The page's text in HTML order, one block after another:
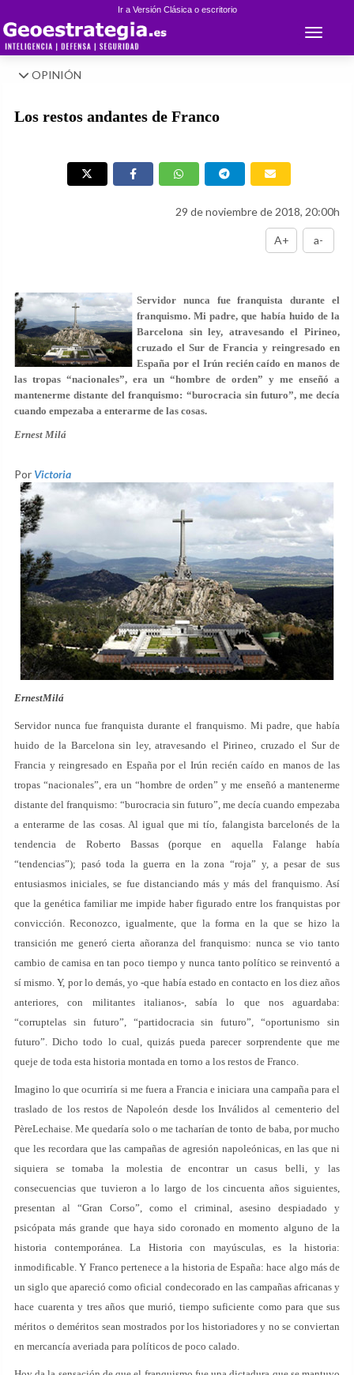
Ir a Versión Clásica o escritorio
Toggle
OPINIÓN
Los restos andantes de Franco
29 de noviembre de 2018, 20:00h
A+ a-
Servidor nunca fue franquista durante el
franquismo. Mi padre, que había huido de la
Barcelona sin ley, atravesando el Pirineo,
cruzado el Sur de Francia y reingresado en
España por el Irún recién caído en manos de
las tropas “nacionales”, era un “hombre de orden” y me enseñó a
mantenerme distante del franquismo: “burocracia sin futuro”, me decía
cuando empezaba a enterarme de las cosas.
Ernest Milá
Por Victoria
ErnestMilá
Servidor nunca fue franquista durante el franquismo. Mi padre, que había
huido de la Barcelona sin ley, atravesando el Pirineo, cruzado el Sur de
Francia y reingresado en España por el Irún recién caído en manos de las
tropas “nacionales”, era un “hombre de orden” y me enseñó a mantenerme
distante del franquismo: “burocracia sin futuro”, me decía cuando empezaba
a enterarme de las cosas. Al igual que mi tío, falangista barcelonés de la
tendencia de Roberto Bassas (porque en aquella Falange había
“tendencias”); pasó toda la guerra en la zona “roja” y, a pesar de sus
entusiasmos iniciales, se fue distanciando más y más del franquismo. Así
que la genética familiar me impide haber figurado entre los franquistas por
convicción. Reconozco, igualmente, que la forma en la que se hizo la
transición me generó cierta añoranza del franquismo: nunca se vio tanto
cambio de camisa en tan poco tiempo y nunca tanto político se reinventó a
sí mismo. Y, por lo demás, yo -que había estado en contacto en los diez años
anteriores, con militantes italianos-, sabía lo que nos aguardaba:
“corruptelas sin futuro”, “partidocracia sin futuro”, “oportunismo sin
futuro”. Dicho todo lo cual, quizás pueda parecer sorprendente que me
queje de toda esta historia montada en torno a los restos de Franco.
Imagino lo que ocurriría si me fuera a Francia e iniciara una campaña para el
traslado de los restos de Napoleón desde los Inválidos al cementerio del
PèreLechaise. Me quedaría solo o me tacharían de tonto de baba, por mucho
que les recordara que las campañas de agresión napoleónicas, en las que ni
siquiera se tomaba la molestia de encontrar un casus belli, y las
consecuencias que tuvieron a lo largo de los cincuenta años siguientes,
presentan al “Gran Corso”, como el criminal, asesino despiadado y
psicópata más grande que haya sido coronado en momento alguno de la
historia contemporánea. La Historia con mayúsculas, es la historia:
inmodificable. Y Franco pertenece a la historia de España: hace algo más de
un siglo que apareció como oficial condecorado en las campañas africanas y
hace cuarenta y tres años que murió, tiempo suficiente como para que sus
méritos o deméritos sean mostrados por los historiadores y no se conviertan
en mercancía averiada para políticos de poco calado.